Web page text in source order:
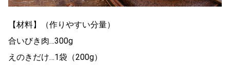
【材料】（作りやすい分量）
合いびき肉…300g
えのきだけ…1袋（200g）